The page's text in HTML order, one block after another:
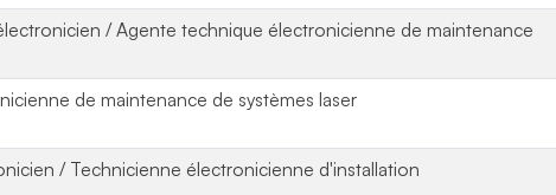
/ Agente technique électronicienne de maintenance
de maintenance de systèmes laser
/ Technicienne électronicienne d'installation